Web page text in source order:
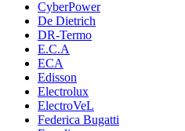
CyberPower
De Dietrich
DR-Termo
E.C.A
ECA
Edisson
Electrolux
ElectroVeL
Federica Bugatti